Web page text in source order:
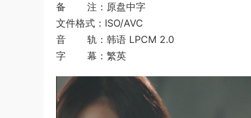
备 注：原盘中字
文件格式：ISO/AVC
音 轨：韩语 LPCM 2.0
字 幕：繁英